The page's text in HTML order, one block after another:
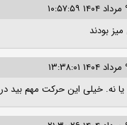
بودند
یا نه. خیلی این حرکت مهم